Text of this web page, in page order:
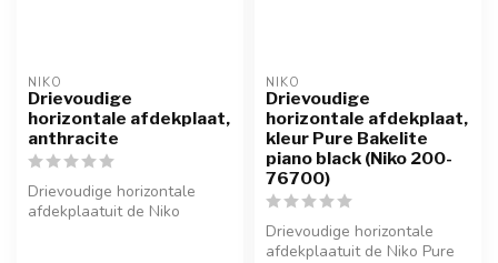
NIKO
Drievoudige
horizontale afdekplaat,
anthracite
Drievoudige horizontale
afdekplaatuit de Niko
NIKO
Drievoudige
horizontale afdekplaat,
kleur Pure Bakelite
piano black (Niko 200-
76700)
Drievoudige horizontale
afdekplaatuit de Niko Pure